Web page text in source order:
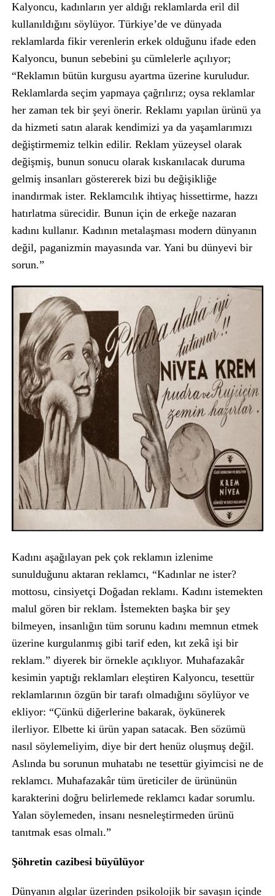
Kalyoncu, kadınların yer aldığı reklamlarda eril dil
kullanıldığını söylüyor. Türkiye’de ve dünyada
reklamlarda fikir verenlerin erkek olduğunu ifade eden
Kalyoncu, bunun sebebini şu cümlelerle açılıyor;
“Reklamın bütün kurgusu ayartma üzerine kuruludur.
Reklamlarda seçim yapmaya çağrılırız; oysa reklamlar
her zaman tek bir şeyi önerir. Reklamı yapılan ürünü ya
da hizmeti satın alarak kendimizi ya da yaşamlarımızı
değiştirmemiz telkin edilir. Reklam yüzeysel olarak
değişmiş, bunun sonucu olarak kıskanılacak duruma
gelmiş insanları göstererek bizi bu değişikliğe
inandırmak ister. Reklamcılık ihtiyaç hissettirme, hazzı
hatırlatma sürecidir. Bunun için de erkeğe nazaran
kadını kullanır. Kadının metalaşması modern dünyanın
değil, paganizmin mayasında var. Yani bu dünyevi bir
sorun.”
Kadını aşağılayan pek çok reklamın izlenime
sunulduğunu aktaran reklamcı, “Kadınlar ne ister?
mottosu, cinsiyetçi Doğadan reklamı. Kadını istemekten
malul gören bir reklam. İstemekten başka bir şey
bilmeyen, insanlığın tüm sorunu kadını memnun etmek
üzerine kurgulanmış gibi tarif eden, kıt zekâ işi bir
reklam.” diyerek bir örnekle açıklıyor. Muhafazakâr
kesimin yaptığı reklamları eleştiren Kalyoncu, tesettür
reklamlarının özgün bir tarafı olmadığını söylüyor ve
ekliyor: “Çünkü diğerlerine bakarak, öykünerek
ilerliyor. Elbette ki ürün yapan satacak. Ben sözümü
nasıl söylemeliyim, diye bir dert henüz oluşmuş değil.
Aslında bu sorunun muhatabı ne tesettür giyimcisi ne de
reklamcı. Muhafazakâr tüm üreticiler de ürününün
karakterini doğru belirlemede reklamcı kadar sorumlu.
Yalan söylemeden, insanı nesneleştirmeden ürünü
tanıtmak esas olmalı.”
Şöhretin cazibesi büyülüyor
Dünyanın algılar üzerinden psikolojik bir savaşın içinde